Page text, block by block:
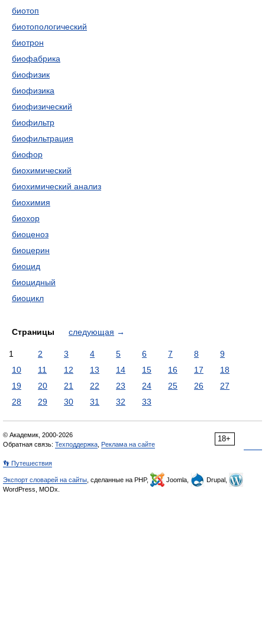
биотоп
биотопологический
биотрон
биофабрика
биофизик
биофизика
биофизический
биофильтр
биофильтрация
биофор
биохимический
биохимический анализ
биохимия
биохор
биоценоз
биоцерин
биоцид
биоцидный
биоцикл
Страницы следующая →
1 2 3 4 5 6 7 8
9
10
11 12 13 14 15 16 17
18
19
20 21 22 23 24 25 26
27
28
29 30 31 32 33
18+
© Академик, 2000-2026
Обратная связь: Техподдержка Реклама на сайте
👣 Путешествия
Экспорт словарей на сайты , сделанные на PHP, Joomla,
Drupal,
WordPress, MODx.